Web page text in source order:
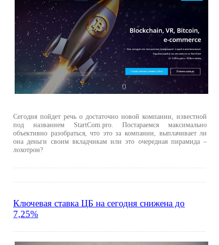
Сегодня пойдет речь о достаточно новой компании, известной
под названием StartCom.pro. Постараемся максимально
объективно разобраться, что это за компании, выплачивает ли
она деньги своим вкладчикам или это очередная пирамида –
лохотрон?
Ключевая ставка ЦБ на сегодня снижена до
7,25%